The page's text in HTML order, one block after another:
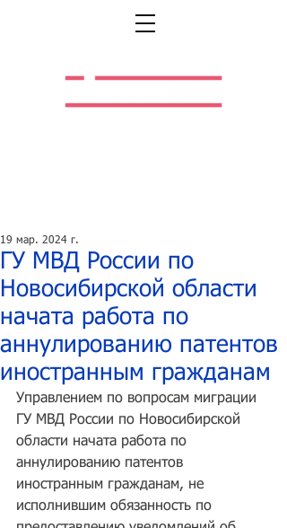
ГУ МВД России по
Новосибирской области
начата работа по
аннулированию патентов
иностранным гражданам
19 мар. 2024 г.
Управлением по вопросам миграции
ГУ МВД России по Новосибирской
области начата работа по
аннулированию патентов
иностранным гражданам, не
исполнившим обязанность по